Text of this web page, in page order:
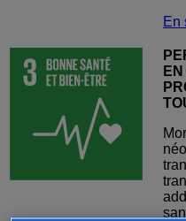
En